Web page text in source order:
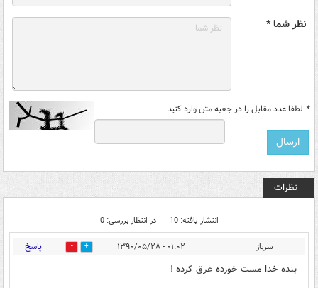
نظر شما *
* لطفا عدد مقابل را در جعبه متن وارد کنید
نظرات
انتشار یافته: 10 در انتظار بررسی: 0
سرباز ۰۱:۰۲ - ۱۳۹۰/۰۵/۲۸ 1 پاسخ
بنده خدا مست خورده عرق کرده !